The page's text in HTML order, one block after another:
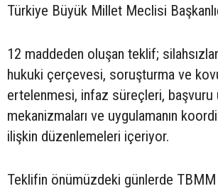
Türkiye Büyük Millet Meclisi
12 maddeden oluşan teklif;
hukuki çerçevesi, soruşturma ve
ertelenmesi, infaz süreçleri, başvuru
mekanizmaları ve uygulamanın
ilişkin düzenlemeleri içeriyor.
Teklifin önümüzdeki günlerde